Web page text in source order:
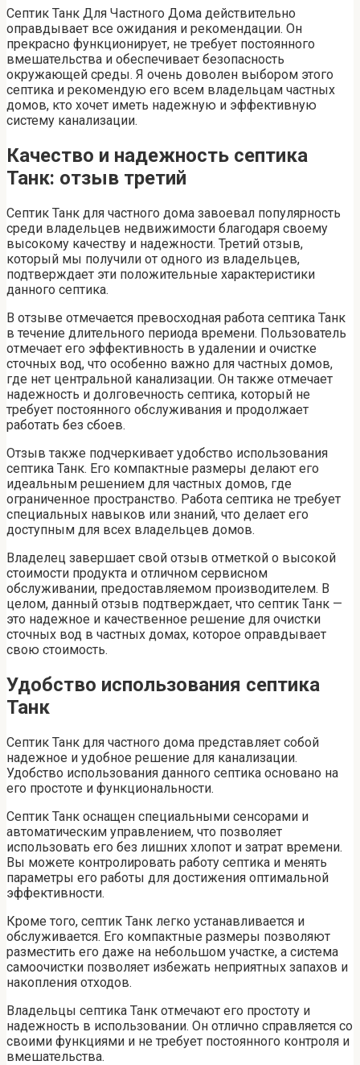
Септик Танк Для Частного Дома действительно
оправдывает все ожидания и рекомендации. Он
прекрасно функционирует, не требует постоянного
вмешательства и обеспечивает безопасность
окружающей среды. Я очень доволен выбором этого
септика и рекомендую его всем владельцам частных
домов, кто хочет иметь надежную и эффективную
систему канализации.
Качество и надежность септика
Танк: отзыв третий
Септик Танк для частного дома завоевал популярность
среди владельцев недвижимости благодаря своему
высокому качеству и надежности. Третий отзыв,
который мы получили от одного из владельцев,
подтверждает эти положительные характеристики
данного септика.
В отзыве отмечается превосходная работа септика Танк
в течение длительного периода времени. Пользователь
отмечает его эффективность в удалении и очистке
сточных вод, что особенно важно для частных домов,
где нет центральной канализации. Он также отмечает
надежность и долговечность септика, который не
требует постоянного обслуживания и продолжает
работать без сбоев.
Отзыв также подчеркивает удобство использования
септика Танк. Его компактные размеры делают его
идеальным решением для частных домов, где
ограниченное пространство. Работа септика не требует
специальных навыков или знаний, что делает его
доступным для всех владельцев домов.
Владелец завершает свой отзыв отметкой о высокой
стоимости продукта и отличном сервисном
обслуживании, предоставляемом производителем. В
целом, данный отзыв подтверждает, что септик Танк —
это надежное и качественное решение для очистки
сточных вод в частных домах, которое оправдывает
свою стоимость.
Удобство использования септика
Танк
Септик Танк для частного дома представляет собой
надежное и удобное решение для канализации.
Удобство использования данного септика основано на
его простоте и функциональности.
Септик Танк оснащен специальными сенсорами и
автоматическим управлением, что позволяет
использовать его без лишних хлопот и затрат времени.
Вы можете контролировать работу септика и менять
параметры его работы для достижения оптимальной
эффективности.
Кроме того, септик Танк легко устанавливается и
обслуживается. Его компактные размеры позволяют
разместить его даже на небольшом участке, а система
самоочистки позволяет избежать неприятных запахов и
накопления отходов.
Владельцы септика Танк отмечают его простоту и
надежность в использовании. Он отлично справляется со
своими функциями и не требует постоянного контроля и
вмешательства.